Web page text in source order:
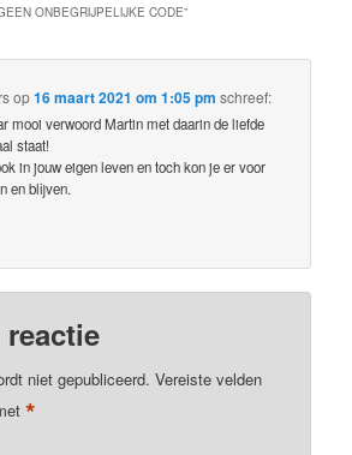
ONBEGRIJPELIJKE CODE”
op16 maart 2021 om 1:05 pm schreef:
mooi verwoord Martin met daarin de liefde
staat!
in jouw eigen leven en toch kon je er voor
en blijven.
reactie
niet gepubliceerd. Vereiste velden
*